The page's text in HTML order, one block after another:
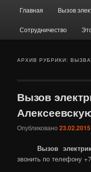
Главная Вызов
Сотрудничество
АРХИВ РУБРИКИ:
Вызов
Опубликовано23.02.2015
Вызов
звонить по телефону